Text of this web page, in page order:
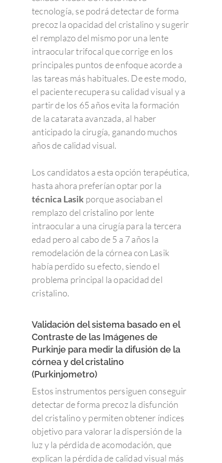
tecnología, se podrá detectar de forma
precoz la opacidad del cristalino y sugerir
el remplazo del mismo por una lente
intraocular trifocal que corrige en los
principales puntos de enfoque acorde a
las tareas más habituales. De este modo,
el paciente recupera su calidad visual y a
partir de los 65 años evita la formación
de la catarata avanzada, al haber
anticipado la cirugía, ganando muchos
años de calidad visual.
Los candidatos a esta opción terapéutica,
hasta ahora preferían optar por la
técnica Lasik porque asociaban el
remplazo del cristalino por lente
intraocular a una cirugía para la tercera
edad pero al cabo de 5 a 7 años la
remodelación de la córnea con Lasik
había perdido su efecto, siendo el
problema principal la opacidad del
cristalino.
Validación del sistema basado en el
Contraste de las Imágenes de
Purkinje para medir la difusión de la
córnea y del cristalino
(Purkinjometro)
Estos instrumentos persiguen conseguir
detectar de forma precoz la disfunción
del cristalino y permiten obtener índices
objetivo para valorar la dispersión de la
luz y la pérdida de acomodación, que
explican la pérdida de calidad visual más